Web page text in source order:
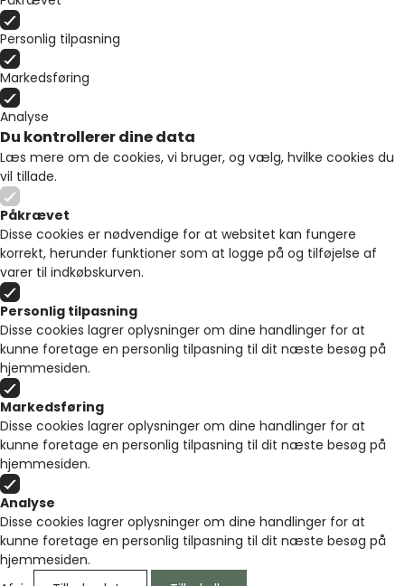
Personlig tilpasning
Markedsføring
Analyse
Du kontrollerer dine data
Læs mere om de cookies, vi bruger, og vælg, hvilke cookies du
vil tillade.
Påkrævet
Disse cookies er nødvendige for at websitet kan fungere
korrekt, herunder funktioner som at logge på og tilføjelse af
varer til indkøbskurven.
Personlig tilpasning
Disse cookies lagrer oplysninger om dine handlinger for at
kunne foretage en personlig tilpasning til dit næste besøg på
hjemmesiden.
Markedsføring
Disse cookies lagrer oplysninger om dine handlinger for at
kunne foretage en personlig tilpasning til dit næste besøg på
hjemmesiden.
Analyse
Disse cookies lagrer oplysninger om dine handlinger for at
kunne foretage en personlig tilpasning til dit næste besøg på
hjemmesiden.